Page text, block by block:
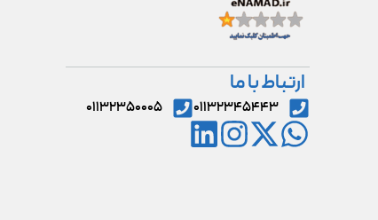
ارتباط با ما
۰۱۱۳۲۳۴۵۴۴۳ ۰۱۱۳۲۳۵۰۰۰۵